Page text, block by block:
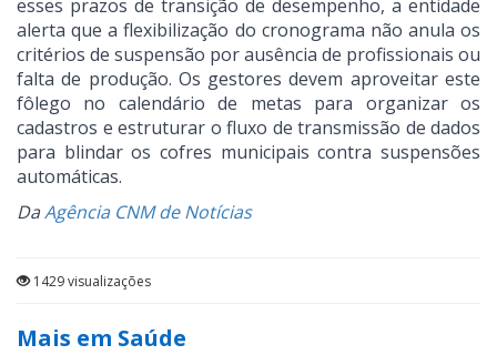
esses prazos de transição de desempenho, a entidade
alerta que a flexibilização do cronograma não anula os
critérios de suspensão por ausência de profissionais ou
falta de produção. Os gestores devem aproveitar este
fôlego no calendário de metas para organizar os
cadastros e estruturar o fluxo de transmissão de dados
para blindar os cofres municipais contra suspensões
automáticas.
DaAgência CNM de Notícias
1429 visualizações
Mais em Saúde